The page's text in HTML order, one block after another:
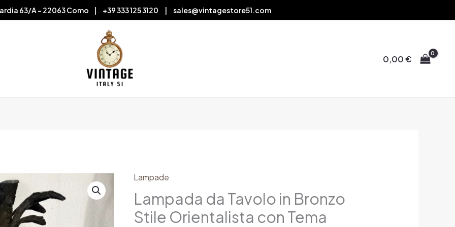
63/A – 22063 Como | +39 333 125 3120 | sales@vintagestore51.com
0,00€
Lampade
Lampada da Tavolo in Bronzo
Stile Orientalista con Tema
Lampada
da
Tavolo
in